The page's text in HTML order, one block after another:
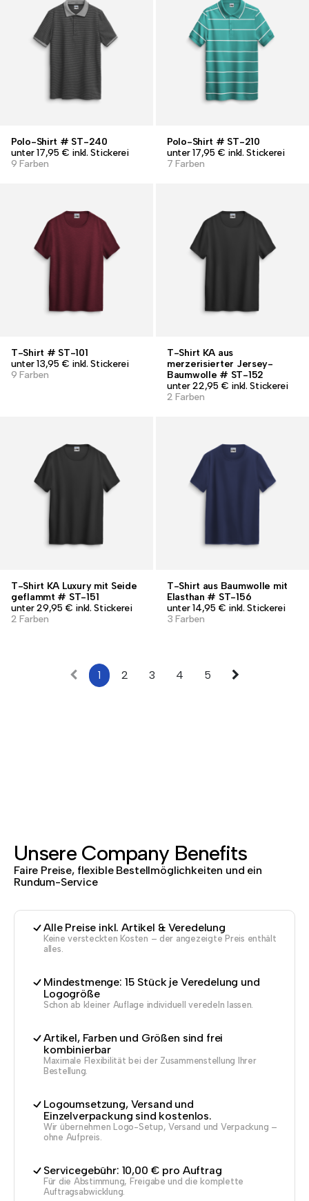
Polo-Shirt # ST-240
unter 17,95 € inkl. Stickerei
9 Farben
Polo-Shirt # ST-210
unter 17,95 € inkl. Stickerei
7 Farben
T-Shirt # ST-101
unter 13,95 € inkl. Stickerei
9 Farben
T-Shirt KA aus
merzerisierter Jersey-
Baumwolle # ST-152
unter 22,95 € inkl. Stickerei
2 Farben
T-Shirt KA Luxury mit Seide
geflammt # ST-151
unter 29,95 € inkl. Stickerei
2 Farben
T-Shirt aus Baumwolle mit
Elasthan # ST-156
unter 14,95 € inkl. Stickerei
3 Farben
1 2 3 4 5
Unsere Company Benefits
Faire Preise, flexible Bestellmöglichkeiten und ein
Rundum-Service
Alle Preise inkl. Artikel & Veredelung
Keine versteckten Kosten – der angezeigte Preis enthält
alles.
Mindestmenge: 15 Stück je Veredelung und
Logogröße
Schon ab kleiner Auflage individuell veredeln lassen.
Artikel, Farben und Größen sind frei
kombinierbar
Maximale Flexibilität bei der Zusammenstellung Ihrer
Bestellung.
Logoumsetzung, Versand und
Einzelverpackung sind kostenlos.
Wir übernehmen Logo-Setup, Versand und Verpackung –
ohne Aufpreis.
Servicegebühr: 10,00 € pro Auftrag
Für die Abstimmung, Freigabe und die komplette
Auftragsabwicklung.